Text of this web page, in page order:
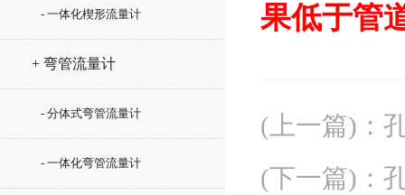
- 一体化楔形流量计
+ 弯管流量计
- 分体式弯管流量计
- 一体化弯管流量计
果低于管
(上一篇) ：
(下一篇) ：